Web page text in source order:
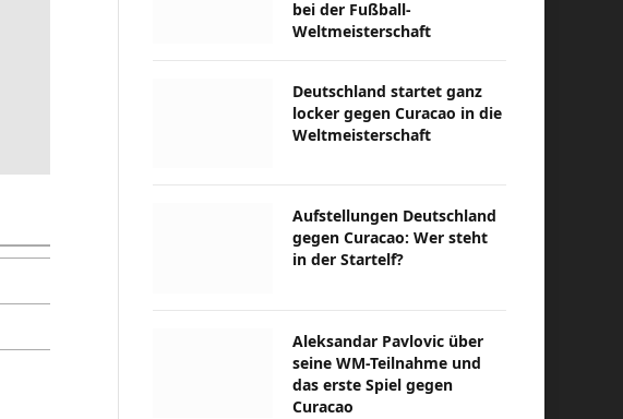
bei der Fußball-
Weltmeisterschaft
Deutschland startet ganz
locker gegen Curacao in die
Weltmeisterschaft
Aufstellungen Deutschland
gegen Curacao: Wer steht
in der Startelf?
Aleksandar Pavlovic über
seine WM-Teilnahme und
das erste Spiel gegen
Curacao